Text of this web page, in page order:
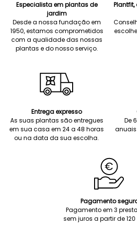
Especialista em plantas de
jardim
Desde a nossa fundação em
1950, estamos comprometidos
com a qualidade das nossas
plantas e do nosso serviço.
Entrega expresso
As suas plantas são entregues
em sua casa em 24 a 48 horas
ou na data da sua escolha.
De
anuais
Pagamento
Pagamento em 3
sem juros a partir de 120